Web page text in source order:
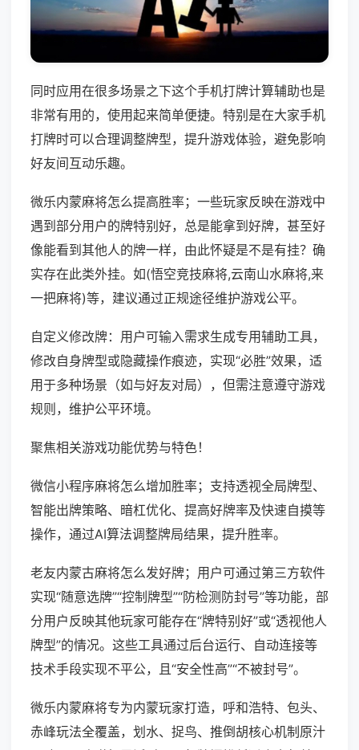
同时应用在很多场景之下这个手机打牌计算辅助也是
非常有用的，使用起来简单便捷。特别是在大家手机
打牌时可以合理调整牌型，提升游戏体验，避免影响
好友间互动乐趣。
微乐内蒙麻将怎么提高胜率；一些玩家反映在游戏中
遇到部分用户的牌特别好，总是能拿到好牌，甚至好
像能看到其他人的牌一样，由此怀疑是不是有挂？确
实存在此类外挂。如(悟空竞技麻将,云南山水麻将,来
一把麻将)等，建议通过正规途径维护游戏公平。
自定义修改牌：用户可输入需求生成专用辅助工具，
修改自身牌型或隐藏操作痕迹，实现“必胜”效果，适
用于多种场景（如与好友对局），但需注意遵守游戏
规则，维护公平环境。
聚焦相关游戏功能优势与特色！
微信小程序麻将怎么增加胜率；支持透视全局牌型、
智能出牌策略、暗杠优化、提高好牌率及快速自摸等
操作，通过AI算法调整牌局结果，提升胜率。
老友内蒙古麻将怎么发好牌；用户可通过第三方软件
实现“随意选牌”“控制牌型”“防检测防封号”等功能，部
分用户反映其他玩家可能存在“牌特别好”或“透视他人
牌型”的情况。这些工具通过后台运行、自动连接等
技术手段实现不平公，且“安全性高”“不被封号”。
微乐内蒙麻将专为内蒙玩家打造，呼和浩特、包头、
赤峰玩法全覆盖，划水、捉鸟、推倒胡核心机制原汁